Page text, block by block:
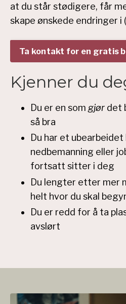
at du står stødigere, får
skape ønskede endringer
Ta kontakt for en gratis
Kjenner du
Du er en som gjør det
så bra
Du har et
nedbemanning eller
fortsatt sitter i deg
Du lengter etter mer
helt hvor du skal
Du er redd for å ta
avslørt